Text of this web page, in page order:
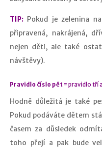
TIP: Pokud je zelenina
připravená, nakrájená,
nejen děti, ale také
návštěvy).
Pravidlo číslo pět = pravidlo tří
Hodně důležitá je také
Pokud podáváte dětem
časem za důsledek
toho přejí a pak bude